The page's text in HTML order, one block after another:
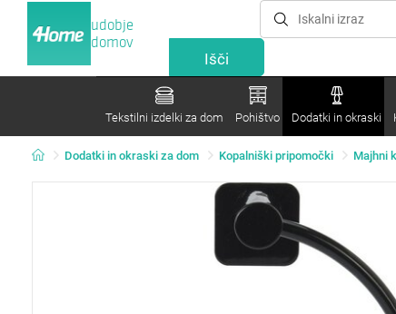
udobje
domov
Tekstilni izdelki za dom Pohištvo Dodatki in okraski
Dodatki in okraski za dom Kopalniški pripomočki Majhni